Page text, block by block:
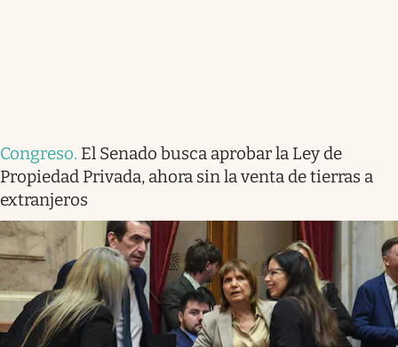
Congreso. El Senado busca aprobar la Ley de
Propiedad Privada, ahora sin la venta de tierras a
extranjeros